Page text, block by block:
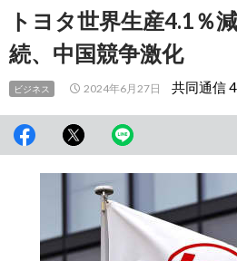
トヨタ世界生産4.1％
続、中国競争激化
ビジネス 2024年6月27日 共同通信